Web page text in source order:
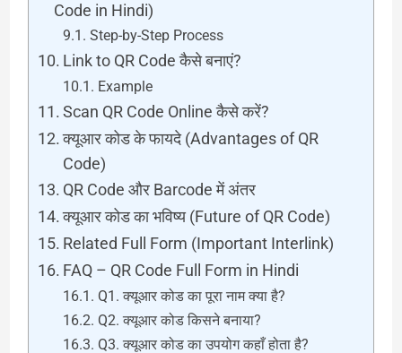
Code in Hindi)
Step-by-Step Process
Link to QR Code कैसे बनाएं?
Example
Scan QR Code Online कैसे करें?
क्यूआर कोड के फायदे (Advantages of QR
Code)
QR Code और Barcode में अंतर
क्यूआर कोड का भविष्य (Future of QR Code)
Related Full Form (Important Interlink)
FAQ – QR Code Full Form in Hindi
Q1. क्यूआर कोड का पूरा नाम क्या है?
Q2. क्यूआर कोड किसने बनाया?
Q3. क्यूआर कोड का उपयोग कहाँ होता है?